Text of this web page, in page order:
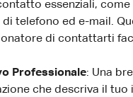
essenziali, come
di telefono ed e-mail.
di contattarti
Professionale: Una
che descriva il tuo